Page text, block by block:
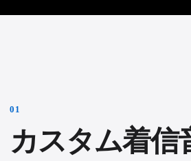
0 1
カスタム着信